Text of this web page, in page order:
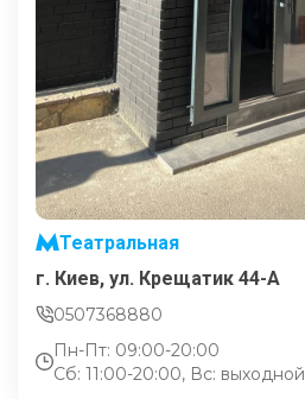
Театральная
г. Киев, ул. Крещатик 44-А
0507368880
Пн-Пт: 09:00-20:00
Сб: 11:00-20:00, Вс: выходной